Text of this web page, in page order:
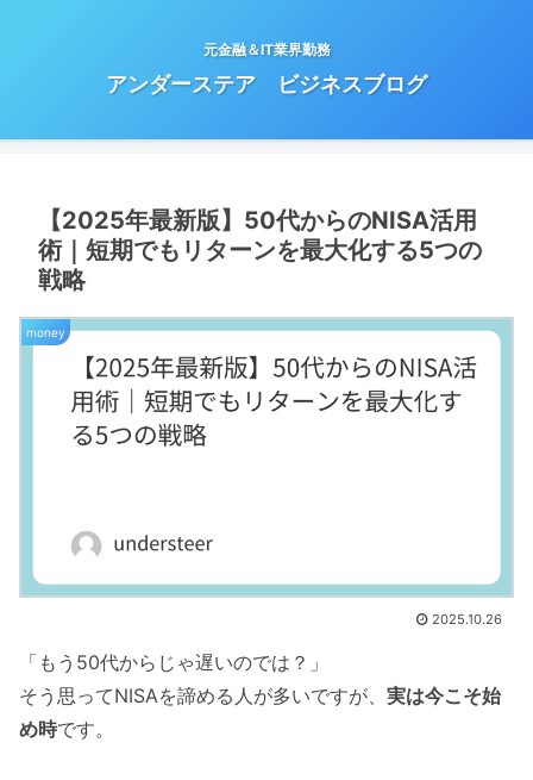
元金融＆IT業界勤務
アンダーステア ビジネスブログ
【2025年最新版】50代からのNISA活用
術｜短期でもリターンを最大化する5つの
戦略
money
2025.10.26
「もう50代からじゃ遅いのでは？」
そう思ってNISAを諦める人が多いですが、 実は今こそ始
め時です。